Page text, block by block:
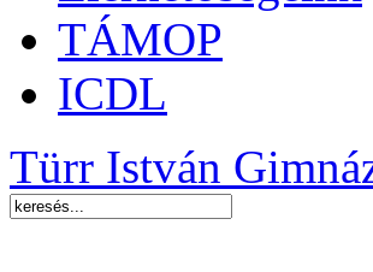
TÁMOP
ICDL
Türr István